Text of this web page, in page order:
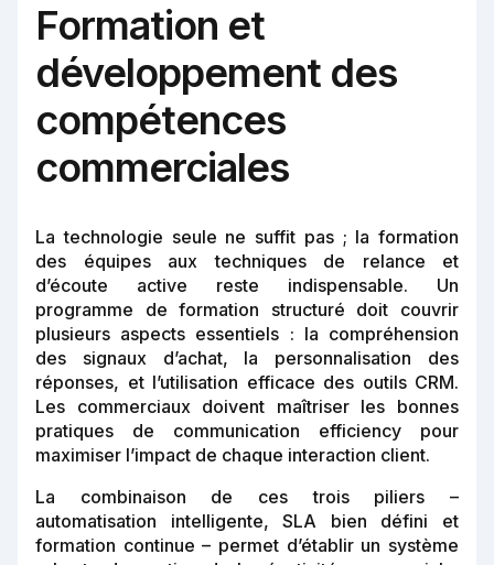
Formation et
développement des
compétences
commerciales
La technologie seule ne suffit pas ; la formation
des équipes aux techniques de relance et
d’écoute active reste indispensable. Un
programme de formation structuré doit couvrir
plusieurs aspects essentiels : la compréhension
des signaux d’achat, la personnalisation des
réponses, et l’utilisation efficace des outils CRM.
Les commerciaux doivent maîtriser les bonnes
pratiques de communication efficiency pour
maximiser l’impact de chaque interaction client.
La combinaison de ces trois piliers –
automatisation intelligente, SLA bien défini et
formation continue – permet d’établir un système